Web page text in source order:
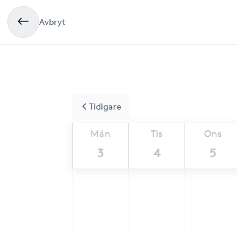
Avbryt
Mån
3
Tis
4
Ons
5
Tidigare